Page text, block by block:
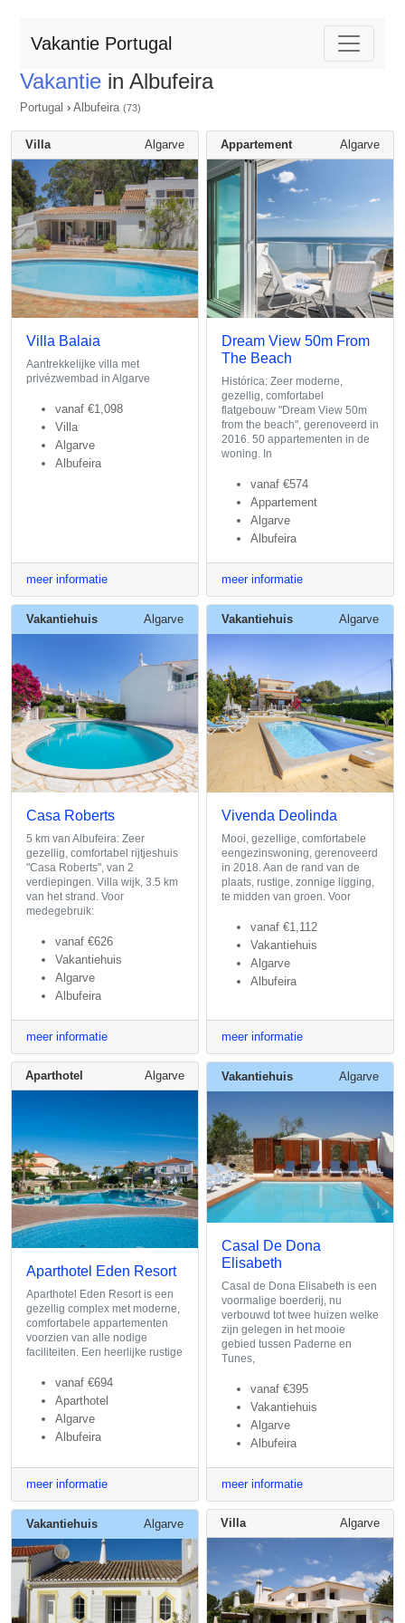
Vakantie Portugal
Vakantie in Albufeira
Portugal › Albufeira (73)
Villa Algarve
Villa Balaia
Aantrekkelijke villa met
privézwembad in Algarve
vanaf €1,098
Villa
Algarve
Albufeira
meer informatie
Appartement Algarve
Dream View 50m From
The Beach
Histórica: Zeer moderne,
gezellig, comfortabel
flatgebouw "Dream View 50m
from the beach", gerenoveerd in
2016. 50 appartementen in de
woning. In
vanaf €574
Appartement
Algarve
Albufeira
meer informatie
Vakantiehuis Algarve
Casa Roberts
5 km van Albufeira: Zeer
gezellig, comfortabel rijtjeshuis
"Casa Roberts", van 2
verdiepingen. Villa wijk, 3.5 km
van het strand. Voor
medegebruik:
vanaf €626
Vakantiehuis
Algarve
Albufeira
meer informatie
Vakantiehuis Algarve
Vivenda Deolinda
Mooi, gezellige, comfortabele
eengezinswoning, gerenoveerd
in 2018. Aan de rand van de
plaats, rustige, zonnige ligging,
te midden van groen. Voor
vanaf €1,112
Vakantiehuis
Algarve
Albufeira
meer informatie
Aparthotel Algarve
Aparthotel Eden Resort
Aparthotel Eden Resort is een
gezellig complex met moderne,
comfortabele appartementen
voorzien van alle nodige
faciliteiten. Een heerlijke rustige
vanaf €694
Aparthotel
Algarve
Albufeira
meer informatie
Vakantiehuis Algarve
Casal De Dona
Elisabeth
Casal de Dona Elisabeth is een
voormalige boerderij, nu
verbouwd tot twee huizen welke
zijn gelegen in het mooie
gebied tussen Paderne en
Tunes,
vanaf €395
Vakantiehuis
Algarve
Albufeira
meer informatie
Vakantiehuis Algarve Villa Algarve